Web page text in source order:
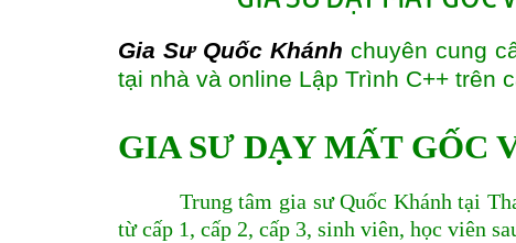
Gia Sư Quốc Khánhchuyên cung
tại nhà và online Lập Trình C++ trên
GIA SƯ DẠY MẤT GỐC
Trung tâm gia sư Quốc Khánh tại
từ cấp 1, cấp 2, cấp 3, sinh viên, học viên